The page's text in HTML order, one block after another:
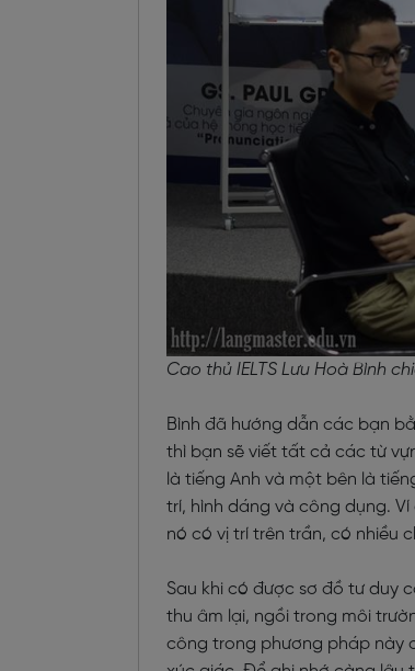
Cao thủ IELTS Lưu Hoà Bình
Bình đã hướng dẫn các bạn
thì bạn sẽ viết tất cả các từ
là tiếng Anh và một bên là
trí, hình dáng và công dụng.
nó có vị trí trên trần, có nhiều
Sau khi có được sơ đồ tư duy
thu âm lại, ngồi trong môi
công trong phương pháp này